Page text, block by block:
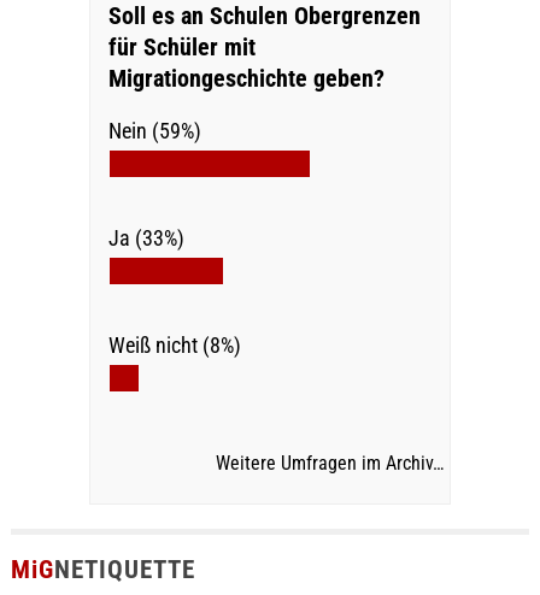
Soll es an Schulen Obergrenzen
für Schüler mit
Migrationgeschichte geben?
Nein (59%)
Ja (33%)
Weiß nicht (8%)
Weitere Umfragen im Archiv…
MiGNETIQUETTE